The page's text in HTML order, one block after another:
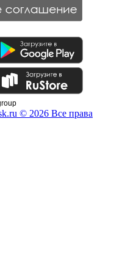
© 2026 Все права